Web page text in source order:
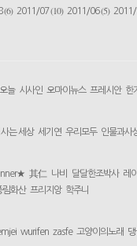
(6) 2011/07(10) 2011/06(5)
늘 시사인 오마이뉴스 프레시안 한
는 세상 세기연 우리모두 인물과사
其仁 나비 달달한조박사 레
림화산 프리지앙 학주니
wurifen zasfe 고양이의노래